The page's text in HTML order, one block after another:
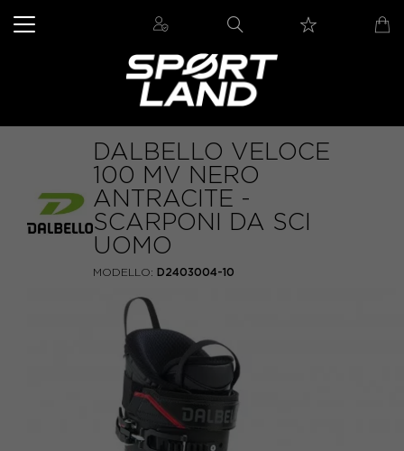
DALBELLO VELOCE
100 MV NERO
ANTRACITE -
SCARPONI DA SCI
UOMO
MODELLO: D2403004-10